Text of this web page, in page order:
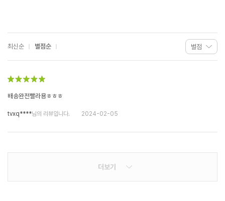
최신순 별점순
배송완전빨라용ㅎㅎㅎ
tvxq****님의 리뷰입니다. 2024-02-05
더보기